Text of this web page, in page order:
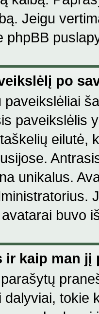
Jeigu
phpBB
po
paveikslėliai
paveikslėlis
eilutė,
unikalus.
buvo
ir kaip man jį
dalyviai, tokie